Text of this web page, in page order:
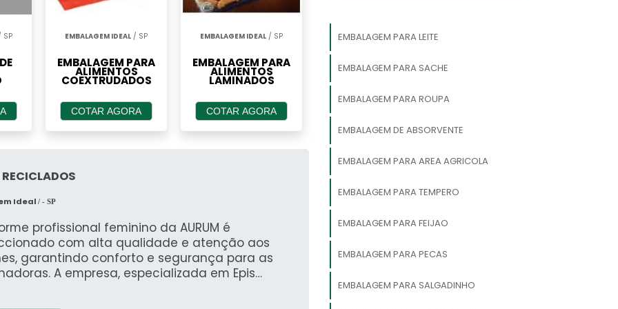
sachê de café pode utilizar tons terrosos para
enquanto um produto de beleza pode
emoções específicas pode ser uma boa
vermelho e laranja podem transmitir energia e
as tendências do mercado também é uma
é fundamental para atender diferentes
promoções, permitindo que os consumidores
compromisso.
diário, como sachês de temperos ou chás, que
SP EMBALAGEM IDEAL / SP
EMBALAGEM PARA
ALIMENTOS
COEXTRUDADOS
COTAR AGORA
EMBALAGEM IDEAL / SP
EMBALAGEM PARA
ALIMENTOS
LAMINADOS
COTAR AGORA
Ideal/ - SP
profissional feminino da AURUM é
com alta qualidade e atenção aos
garantindo conforto e segurança para as
A empresa, especializada em Epis
EMBALAGEM PARA LEITE
EMBALAGEM PARA SACHE
EMBALAGEM PARA ROUPA
EMBALAGEM DE ABSORVENTE
EMBALAGEM PARA AREA AGRICOLA
EMBALAGEM PARA TEMPERO
EMBALAGEM PARA FEIJAO
EMBALAGEM PARA PECAS
EMBALAGEM PARA SALGADINHO